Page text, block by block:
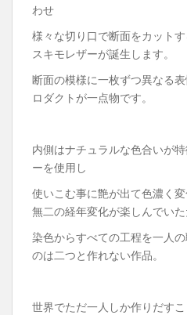
わせ
様々な切り口で断面をカット
スキモレザーが誕生します。
断面の模様に一枚ずつ異なる
ロダクトが一点物です。
内側はナチュラルな色合いが
ーを使用し
使いこむ事に艶が出て色濃く
無二の経年変化が楽しんでいた
染色からすべての工程を一人
のは二つと作れない作品。
世界でただ一人しか作りだす